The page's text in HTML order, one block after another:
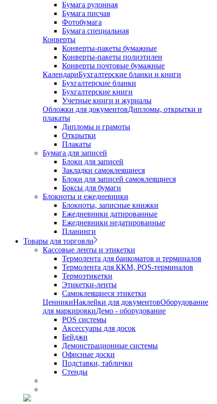
Бумага рулонная
Бумага писчая
Фотобумага
Бумага специальная
Конверты
Конверты-пакеты бумажные
Конверты-пакеты полиэтилен
Конверты почтовые бумажные
КалендариБухгалтерские бланки и книги
Бухгалтерские бланки
Бухгалтерские книги
Учетные книги и журналы
Обложки для документовДипломы, открытки и
плакаты
Дипломы и грамоты
Открытки
Плакаты
Бумага для записей
Блоки для записей
Закладки самоклеящиеся
Блоки для записей самоклеящиеся
Боксы для бумаги
Блокноты и ежедневники
Блокноты, записные книжки
Ежедневники датированные
Ежедневники недатированные
Планинги
Товары для торговли
Кассовые ленты и этикетки
Термолента для банкоматов и терминалов
Термолента для ККМ, POS-терминалов
Термоэтикетки
Этикетки-ленты
Самоклеящиеся этикетки
ЦенникиНаклейки для документовОборудование
для маркировкиДемо - оборудование
POS системы
Аксессуары для досок
Бейджи
Демонстрационные системы
Офисные доски
Подставки, таблички
Стенды